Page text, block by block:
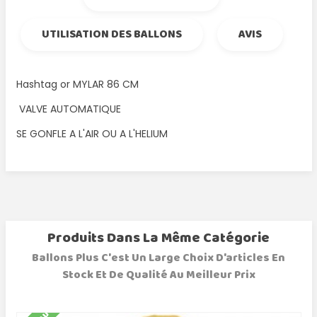
UTILISATION DES BALLONS
AVIS
Hashtag or MYLAR 86 CM
VALVE AUTOMATIQUE
SE GONFLE A L'AIR OU A L'HELIUM
Produits Dans La Même Catégorie
Ballons Plus C'est Un Large Choix D'articles En
Stock Et De Qualité Au Meilleur Prix